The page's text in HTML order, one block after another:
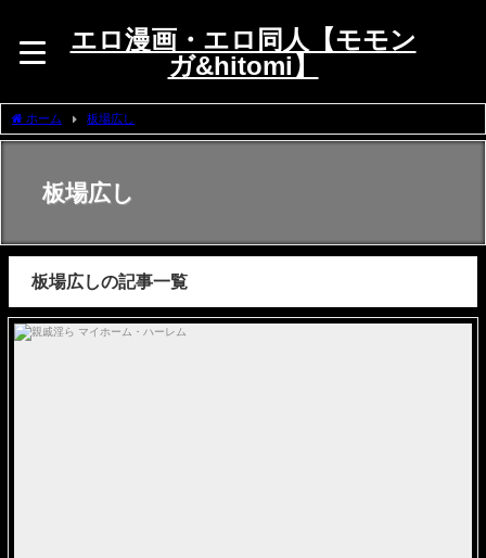
エロ漫画・エロ同人【モモン
ガ&hitomi】
ホーム 板場広し
板場広し
板場広しの記事一覧